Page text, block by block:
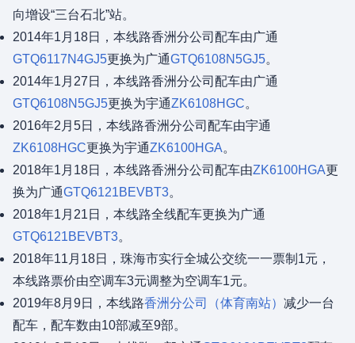
向增设“三台石北”站。
2014年1月18日，本线路香洲分公司配车由广通
GTQ6117N4GJ5更换为广通GTQ6108N5GJ5。
2014年1月27日，本线路香洲分公司配车由广通
GTQ6108N5GJ5更换为宇通ZK6108HGC。
2016年2月5日，本线路香洲分公司配车由宇通
ZK6108HGC更换为宇通ZK6100HGA。
2018年1月18日，本线路香洲分公司配车由ZK6100HGA更
换为广通GTQ6121BEVBT3。
2018年1月21日，本线路全线配车更换为广通
GTQ6121BEVBT3。
2018年11月18日，珠海市实行全城公交统一一票制1元，
本线路票价由空调车3元调整为空调车1元。
2019年8月9日，本线路香洲分公司（体育南站） 减少一台
配车，配车数由10部减至9部。